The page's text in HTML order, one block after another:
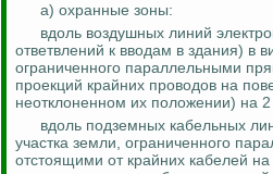
а) охранные зоны:
вдоль воздушных линий
ответвлений к вводам в здания) в
ограниченного параллельными
проекций крайних проводов на
неотклоненном их положении) на
вдоль подземных кабельных
участка земли, ограниченного
отстоящими от крайних кабелей